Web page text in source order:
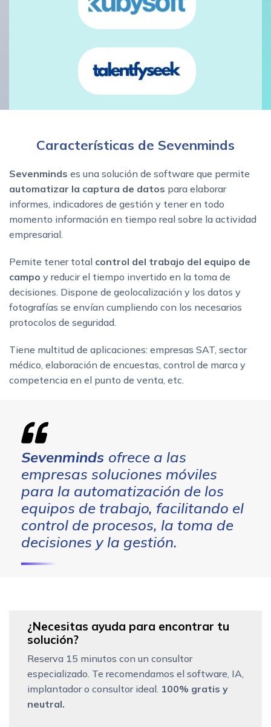
Características de Sevenminds
Sevenminds es una solución de software que permite
automatizar la captura de datos para elaborar
informes, indicadores de gestión y tener en todo
momento información en tiempo real sobre la actividad
empresarial.
Pemite tener total control del trabajo del equipo de
campo y reducir el tiempo invertido en la toma de
decisiones. Dispone de geolocalización y los datos y
fotografías se envían cumpliendo con los necesarios
protocolos de seguridad.
Tiene multitud de aplicaciones: empresas SAT, sector
médico, elaboración de encuestas, control de marca y
competencia en el punto de venta, etc.
Sevenminds ofrece a las
empresas soluciones móviles
para la automatización de los
equipos de trabajo, facilitando el
control de procesos, la toma de
decisiones y la gestión.
¿Necesitas ayuda para encontrar tu
solución?
Reserva 15 minutos con un consultor
especializado. Te recomendamos el software, IA,
implantador o consultor ideal. 100% gratis y
neutral.